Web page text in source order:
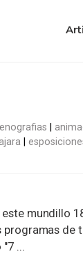
mundillo
de
...